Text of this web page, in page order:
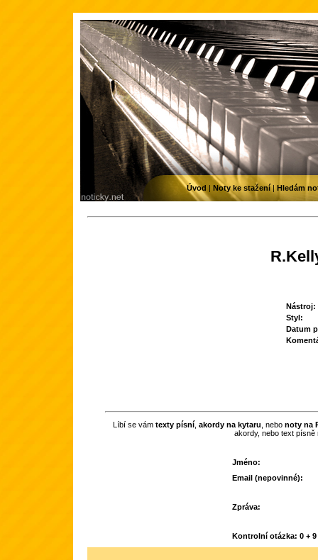
Nástroj:
Styl:
Datum
Líbí se vám texty písní, akordy na kytaru , nebonoty na
akordy, nebo text písně
Jméno:
Email (nepovinné):
Zpráva:
Kontrolní otázka: 0 + 9
Úvod | Noty ke stažení| Hledám